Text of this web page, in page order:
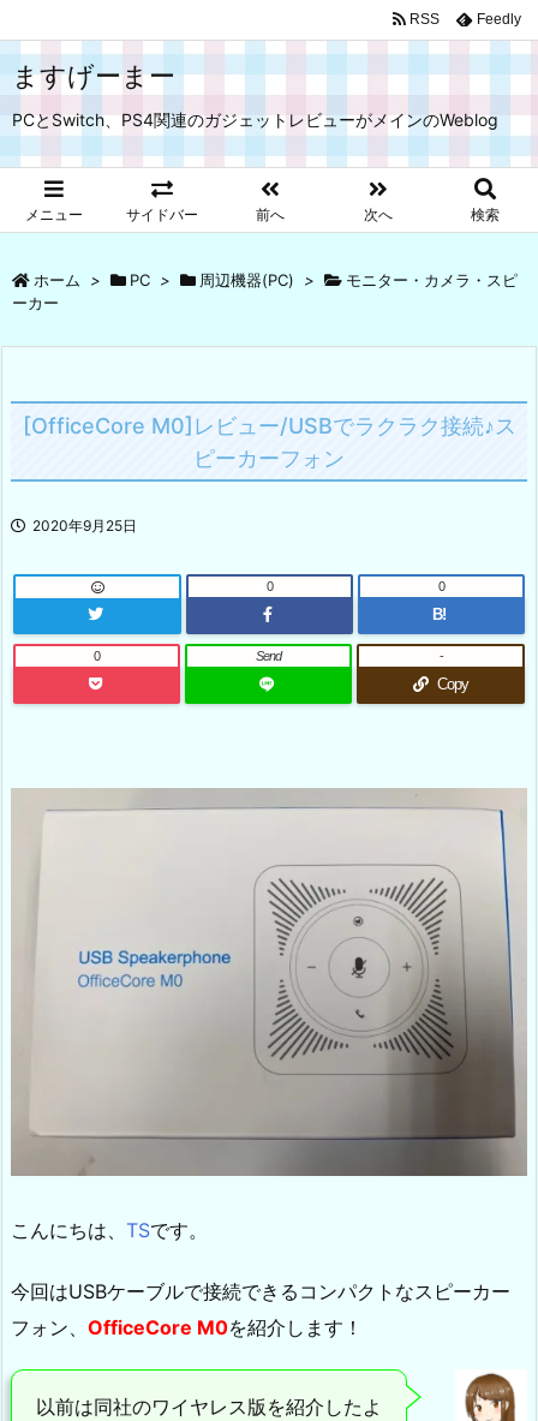
ますげーまー
PCとSwitch、PS4関連のガジェットレビューがメインのWeblog
メニュー サイドバー 前へ 次へ 検索
RSS Feedly
ホーム > PC > 周辺機器(PC) >
モニター・カメラ・スピ
ーカー
[OfficeCore M0]レビュー/USBでラクラク接続♪ス
ピーカーフォン
2020年9月25日
0
B!
0
0 Send
Copy
-
こんにちは、 TSです。
今回はUSBケーブルで接続できるコンパクトなスピーカー
フォン、 OfficeCore M0を紹介します！
以前は同社のワイヤレス版を紹介したよ